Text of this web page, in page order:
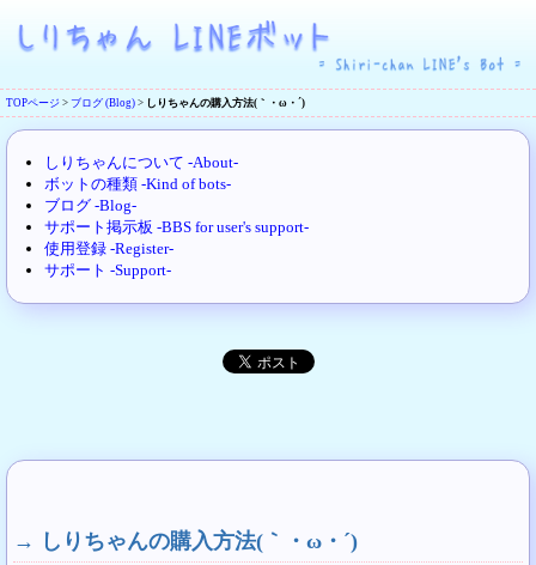
TOPページ > ブログ (Blog) > しりちゃんの購入方法(｀・ω・´)
しりちゃんについて -About-
ボットの種類 -Kind of bots-
ブログ -Blog-
サポート掲示板 -BBS for user's support-
使用登録 -Register-
サポート -Support-
→ しりちゃんの購入方法(｀・ω・´)